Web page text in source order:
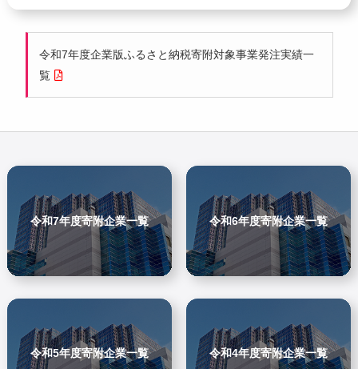
令和7年度企業版ふるさと納税寄附対象事業発注実績一
覧
令和7年度寄附企業一覧 令和6年度寄附企業一覧
令和5年度寄附企業一覧 令和4年度寄附企業一覧